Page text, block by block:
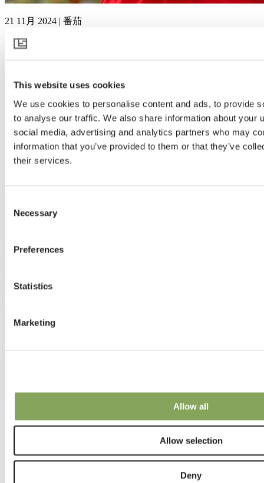
This website uses cookies
We use cookies to personalise content and ads, to provide
to analyse our traffic. We also share information about your
social media, advertising and analytics partners who may
information that you’ve provided to them or that they’ve
their services.
Selection
Necessary
Preferences
Statistics
Marketing
Allow all
Allow selection
Deny
21 11月 2024 | 番茄
荷兰 Wim Peters Nursery
种植专家 Henk van der Loos 发挥着关键作用。Henk 从一开始
中，他分享了他对 ClimaFlow 的见解，以及它如何将番茄种植
提升到新的高度。
查看更多
22 4月 2025 | 辣椒